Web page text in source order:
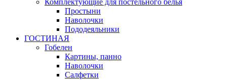
Комплектующие для постельного белья
Простыни
Наволочки
Пододеяльники
ГОСТИНАЯ
Гобелен
Картины, панно
Наволочки
Салфетки